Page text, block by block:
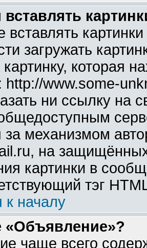
вставлять
загружать
которая
http://www.some-
ни ссылку на
за механизмом
на
картинки в
тэг
к началу
«Объявление»?
чаще всего